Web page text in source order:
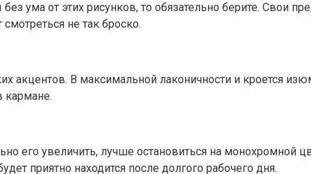
ума от этих рисунков, то обязательно берите. Свои
не так броско.
В максимальной лаконичности и кроется
кармане.
его увеличить, лучше остановиться на монохромной
приятно находится после долгого рабочего дня.